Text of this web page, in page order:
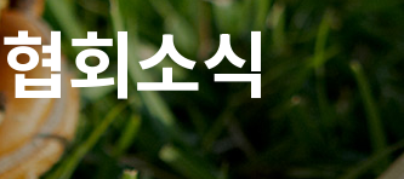
협회소식